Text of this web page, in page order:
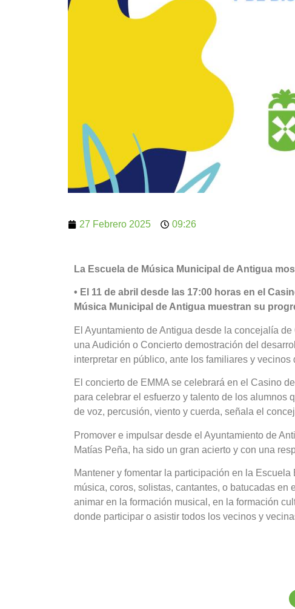
27 Febrero 2025 09:26
La Escuela de Música Municipal de Antigua
• El 11 de abril desde las 17:00 horas en el
Música Municipal de Antigua muestran su
El Ayuntamiento de Antigua desde la concejalía
una Audición o Concierto demostración del
interpretar en público, ante los familiares y vecinos
El concierto de EMMA se celebrará en el Casino
para celebrar el esfuerzo y talento de los alumnos
de voz, percusión, viento y cuerda, señala el
Promover e impulsar desde el Ayuntamiento de
Matías Peña, ha sido un gran acierto y con una
Mantener y fomentar la participación en la
música, coros, solistas, cantantes, o batucadas
animar en la formación musical, en la formación
donde participar o asistir todos los vecinos y